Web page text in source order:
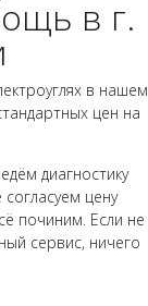
в г.
в нашем
цен на
диагностику
цену
починим. Если не
сервис, ничего